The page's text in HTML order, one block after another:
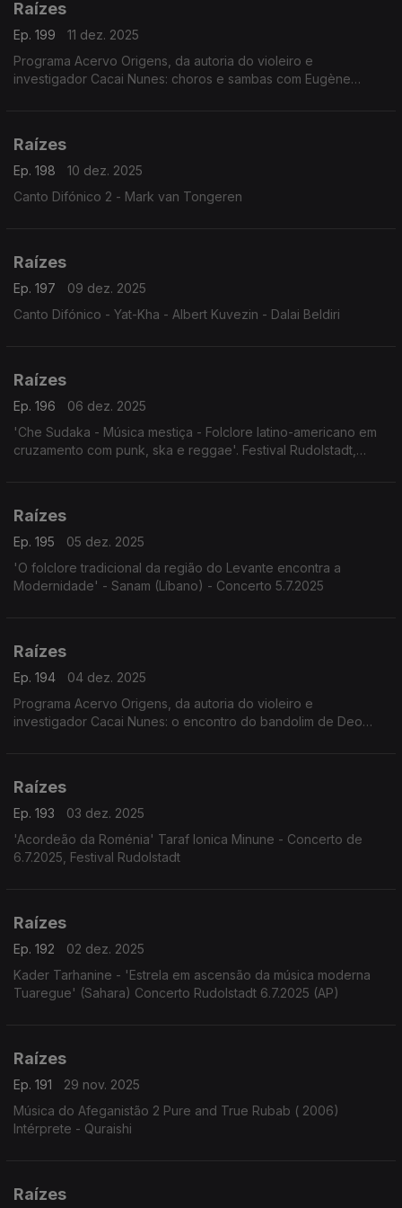
Raízes
Ep. 199
11 dez. 2025
Programa Acervo Origens, da autoria do violeiro e
investigador Cacai Nunes: choros e sambas com Eugène
Raízes
Ep. 198
10 dez. 2025
Canto Difónico 2 - Mark van Tongeren
Raízes
Ep. 197
09 dez. 2025
Canto Difónico - Yat-Kha - Albert Kuvezin - Dalai Beldiri
Raízes
Ep. 196
06 dez. 2025
'Che Sudaka - Música mestiça - Folclore latino-americano em
cruzamento com punk, ska e reggae'. Festival Rudolstadt,
Raízes
Ep. 195
05 dez. 2025
'O folclore tradicional da região do Levante encontra a
Modernidade' - Sanam (Líbano) - Concerto 5.7.2025
Raízes
Ep. 194
04 dez. 2025
Programa Acervo Origens, da autoria do violeiro e
investigador Cacai Nunes: o encontro do bandolim de Deo
Raízes
Ep. 193
03 dez. 2025
'Acordeão da Roménia' Taraf Ionica Minune - Concerto de
6.7.2025, Festival Rudolstadt
Raízes
Ep. 192
02 dez. 2025
Kader Tarhanine - 'Estrela em ascensão da música moderna
Tuaregue' (Sahara) Concerto Rudolstadt 6.7.2025 (AP)
Raízes
Ep. 191
29 nov. 2025
Música do Afeganistão 2 Pure and True Rubab ( 2006)
Intérprete - Quraishi
Raízes